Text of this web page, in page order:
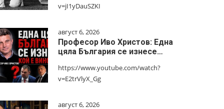
v=jI1yDauSZKI
август 6, 2026
Професор Иво Христов: Една
цяла България се изнесе…
https://www.youtube.com/watch?
v=E2trVlyX_Gg
август 6, 2026